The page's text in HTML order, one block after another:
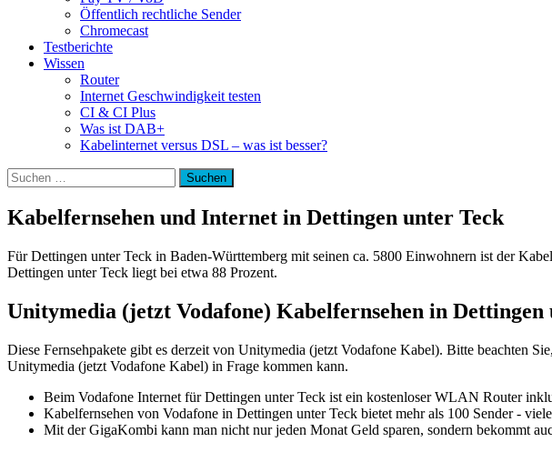
Öffentlich rechtliche Sender
Chromecast
Testberichte
Wissen
Router
Internet Geschwindigkeit testen
CI & CI Plus
Was ist DAB+
Kabelinternet versus DSL – was ist besser?
Suchen
nach:
Kabelfernsehen und Internet in Dettingen unter Teck
Für Dettingen unter Teck in Baden-Württemberg mit seinen ca. 5800 Einwohnern ist der
Dettingen unter Teck liegt bei etwa 88 Prozent.
Unitymedia (jetzt Vodafone) Kabelfernsehen in Dettingen
Diese Fernsehpakete gibt es derzeit von Unitymedia (jetzt Vodafone Kabel). Bitte beachten
Unitymedia (jetzt Vodafone Kabel) in Frage kommen kann.
Beim Vodafone Internet für Dettingen unter Teck ist ein kostenloser WLAN Router
Kabelfernsehen von Vodafone in Dettingen unter Teck bietet mehr als 100 Sender -
Mit der GigaKombi kann man nicht nur jeden Monat Geld sparen, sondern bekommt